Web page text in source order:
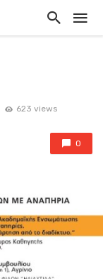
623 views
0